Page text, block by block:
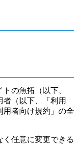
の魚拓（以下、
者（以下、「利用
用者向け規約」の全
任意に変更できる